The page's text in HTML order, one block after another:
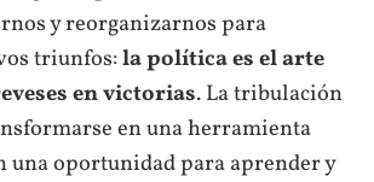
y reorganizarnos para
triunfos:la política es el arte
en victorias. La tribulación
en una herramienta
una oportunidad para aprender y